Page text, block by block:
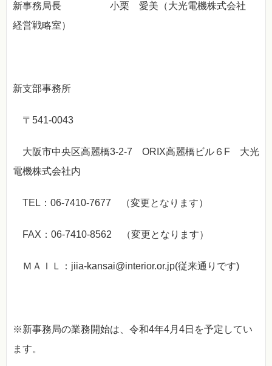
新事務局長 小栗 愛美（大光電機株式会社
経営戦略室）
新支部事務所
〒541-0043
大阪市中央区高麗橋3-2-7 ORIX高麗橋ビル６F 大光
電機株式会社内
TEL：06-7410-7677 （変更となります）
FAX：06-7410-8562 （変更となります）
ＭＡＩＬ：jiia-kansai@interior.or.jp(従来通りです)
※新事務局の業務開始は、令和4年4月4日を予定してい
ます。